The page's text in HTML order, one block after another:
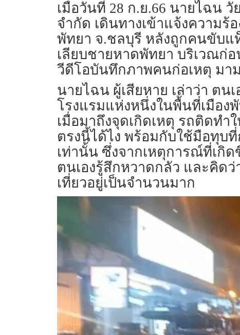
เมื่อวันที่ 28 ก.ย.66 นายไฉน
จำกัด เดินทางเข้าแจ้งความ
พัทยา จ.ชลบุรี หลังถูกคนขับแ
เลียบชายหาดพัทยา บริเวณก่
วีดีโอบันทึกภาพคนก่อเหตุ มา
นายไฉน ผู้เสียหาย เล่าว่า ต
โรงแรมแห่งหนึ่งในพื้นที่เมือ
เมื่อมาถึงจุดเกิดเหตุ รถติดท
ตรงนี้ได้ไง พร้อมกับใช้มือทุบ
เท่านั้น ซึ่งจากเหตุการณ์ที่เกิ
ตนเองรู้สึกหวาดกลัว และคิด
เที่ยวอยู่เป็นจำนวนมาก